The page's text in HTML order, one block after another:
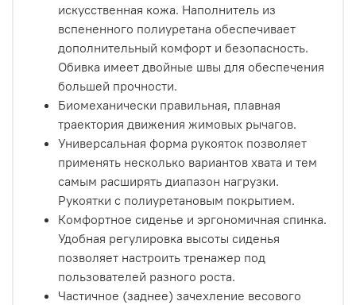
искусственная кожа. Наполнитель из
вспененного полиуретана обеспечивает
дополнительный комфорт и безопасность.
Обивка имеет двойные швы для обеспечения
большей прочности.
Биомеханически правильная, плавная
траектория движения жимовых рычагов.
Универсальная форма рукояток позволяет
применять несколько вариантов хвата и тем
самым расширять диапазон нагрузки.
Рукоятки с полиуретановым покрытием.
Комфортное сиденье и эргономичная спинка.
Удобная регулировка высоты сиденья
позволяет настроить тренажер под
пользователей разного роста.
Частичное (заднее) зачехление весового